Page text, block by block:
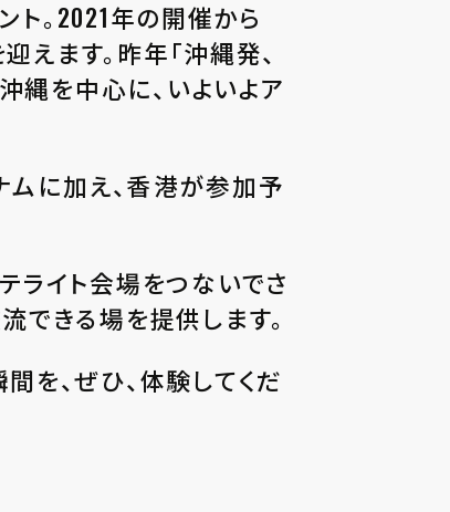
ト。2021年の開催から
えます。昨年「沖縄発、
縄を中心に、いよいよア
ムに加え、香港が参加予
ライト会場をつないでさ
できる場を提供します。
、ぜひ、体験してくだ